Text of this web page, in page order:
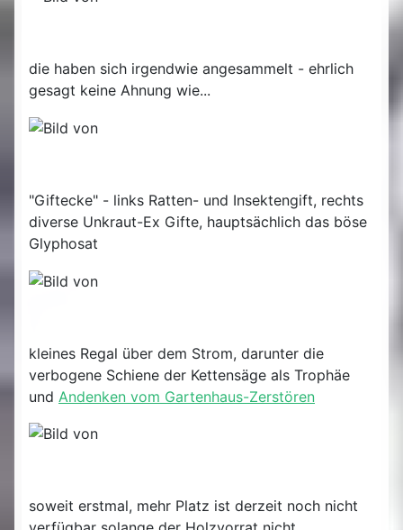
die haben sich irgendwie angesammelt - ehrlich
gesagt keine Ahnung wie...
"Giftecke" - links Ratten- und Insektengift, rechts
diverse Unkraut-Ex Gifte, hauptsächlich das böse
Glyphosat
kleines Regal über dem Strom, darunter die
verbogene Schiene der Kettensäge als Trophäe
und Andenken vom Gartenhaus-Zerstören
soweit erstmal, mehr Platz ist derzeit noch nicht